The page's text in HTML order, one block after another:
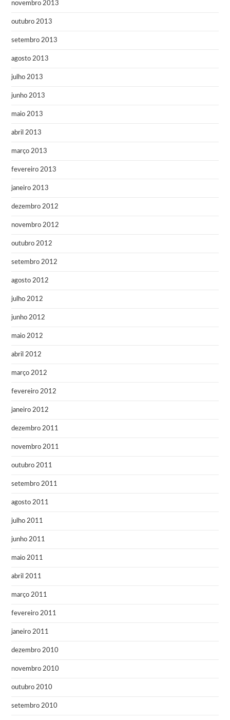
novembro 2013
outubro 2013
setembro 2013
agosto 2013
julho 2013
junho 2013
maio 2013
abril 2013
março 2013
fevereiro 2013
janeiro 2013
dezembro 2012
novembro 2012
outubro 2012
setembro 2012
agosto 2012
julho 2012
junho 2012
maio 2012
abril 2012
março 2012
fevereiro 2012
janeiro 2012
dezembro 2011
novembro 2011
outubro 2011
setembro 2011
agosto 2011
julho 2011
junho 2011
maio 2011
abril 2011
março 2011
fevereiro 2011
janeiro 2011
dezembro 2010
novembro 2010
outubro 2010
setembro 2010